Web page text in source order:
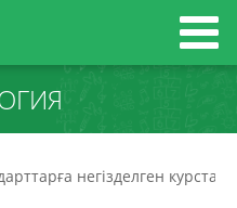
негізделген курстар